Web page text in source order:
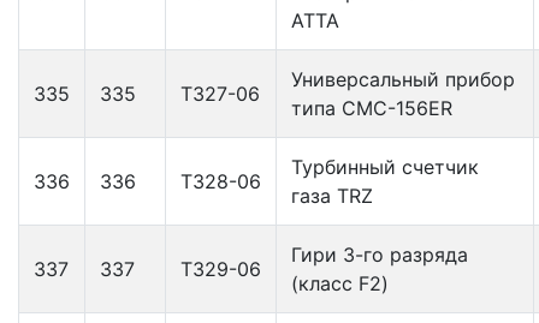
АТТА
335 335 Т327-06
Универсальный прибор
типа СМС-156ER
336 336 Т328-06
Турбинный счетчик
газа TRZ
337 337 Т329-06
Гири 3-го разряда
(класс F2)